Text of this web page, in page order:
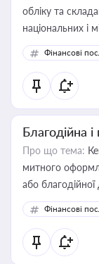
обліку та
національних і
Фінансові
Благодійна
Про що тема:
митного
або
Фінансові